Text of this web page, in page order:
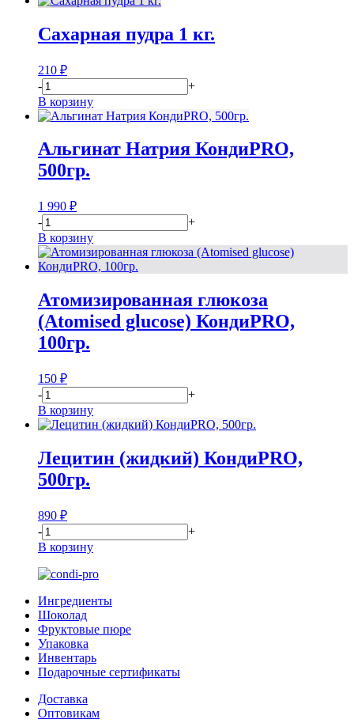
Сахарная пудра 1 кг.
210 ₽
-
+
В корзину
Альгинат Натрия КондиPRO,
500гр.
1 990 ₽
-
+
В корзину
Атомизированная глюкоза
(Atomised glucose) КондиPRO,
100гр.
150 ₽
-
+
В корзину
Лецитин (жидкий) КондиPRO,
500гр.
890 ₽
-
+
В корзину
Ингредиенты
Шоколад
Фруктовые пюре
Упаковка
Инвентарь
Подарочные сертификаты
Доставка
Оптовикам